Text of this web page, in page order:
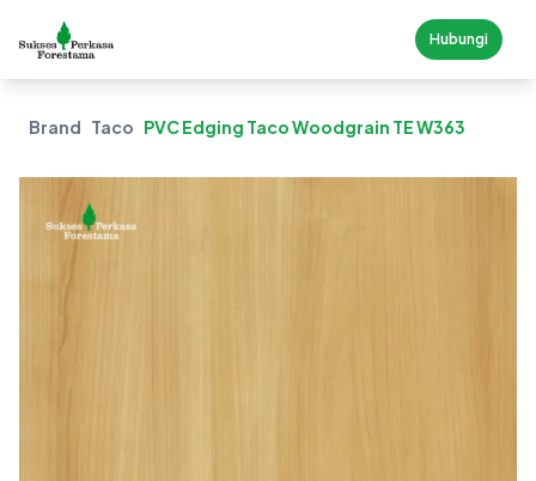
Hubungi
Brand Taco PVC Edging Taco Woodgrain TE W363